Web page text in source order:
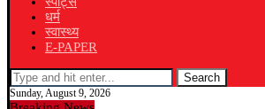
धर्म
स्वास्थ्य
E-PAPER
Search
Sunday, August 9, 2026